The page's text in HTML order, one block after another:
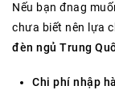
Nếu bạn đnag
chưa biết nên lựa
đèn ngủ Trung
Chi phí nhập